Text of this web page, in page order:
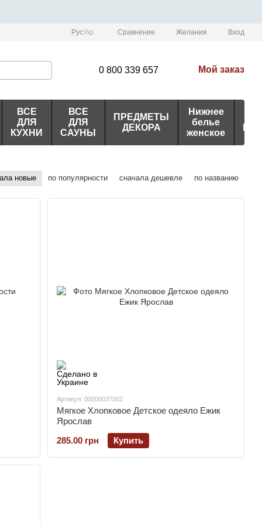
РусУкр Сравнение Желания Вход
0 800 339 657 Мой заказ
ВСЕ
ДЛЯ
КУХНИ
ВСЕ
ДЛЯ
САУНЫ
ПРЕДМЕТЫ
ДЕКОРА
Нижнее
белье
женское
новые по популярности сначала дешевле по названию
Артикул: 00000037502
Мягкое Хлопковое Детское одеяло Ежик
Ярослав
285.00 грн
Купить